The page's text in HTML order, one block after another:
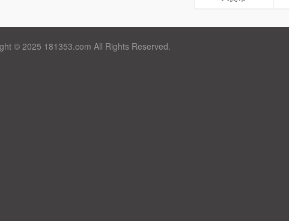
© 2025 181353.com All Rights Reserved.